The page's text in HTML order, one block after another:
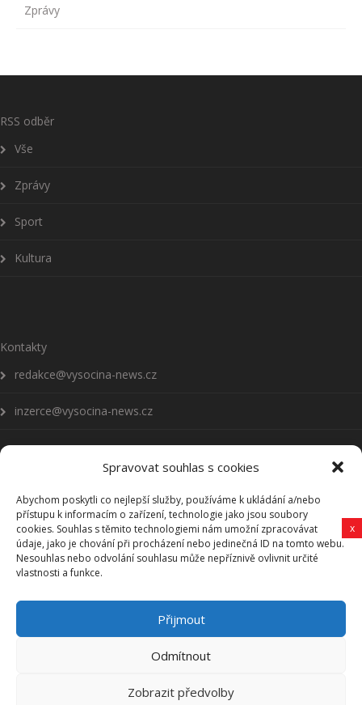
Spravovat souhlas s cookies
Abychom poskytli co nejlepší služby, používáme k ukládání a/nebo
přístupu k informacím o zařízení, technologie jako jsou soubory
cookies. Souhlas s těmito technologiemi nám umožní zpracovávat
údaje, jako je chování při procházení nebo jedinečná ID na tomto webu.
Nesouhlas nebo odvolání souhlasu může nepříznivě ovlivnit určité
vlastnosti a funkce.
Přijmout
Odmítnout
Zobrazit předvolby
Zprávy
RSS odběr
Vše
Zprávy
Sport
Kultura
Kontakty
redakce@vysocina-news.cz
inzerce@vysocina-news.cz
Přihlásit se k odběru novinek
Všeobecné podmínky
Vysočina-news.cz
Zpravodajství z Vysočiny
x